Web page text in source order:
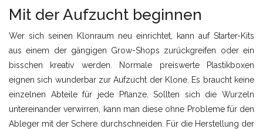
Mit der Aufzucht beginnen
Wer sich seinen Klonraum neu einrichtet, kann auf Starter-Kits
aus einem der gängigen Grow-Shops zurückgreifen oder ein
bisschen kreativ werden. Normale preiswerte Plastikboxen
eignen sich wunderbar zur Aufzucht der Klone. Es braucht keine
einzelnen Abteile für jede Pflanze. Sollten sich die Wurzeln
untereinander verwirren, kann man diese ohne Probleme für den
Ableger mit der Schere durchschneiden. Für die Herstellung der